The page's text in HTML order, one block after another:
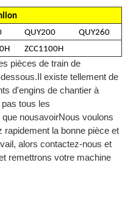
QUY200
QUY260
ZCC1100H
pièces de train de
Il existe tellement de
d'engins de chantier à
tous les
nousavoirNous voulons
la bonne pièce et
alors contactez-nous et
remettrons votre machine